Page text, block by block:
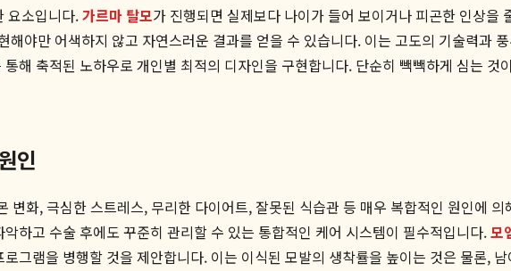
요소입니다.가르마 탈모가 진행되면 실제보다 나이가 들어 보이거나 피곤한 인상을
야만 어색하지 않고 자연스러운 결과를 얻을 수 있습니다. 이는 고도의 기술력과
해 축적된 노하우로 개인별 최적의 디자인을 구현합니다. 단순히 빽빽하게 심는 것
인
화, 극심한 스트레스, 무리한 다이어트, 잘못된 식습관 등 매우 복합적인 원인에
하고 수술 후에도 꾸준히 관리할 수 있는 통합적인 케어 시스템이 필수적입니다.모
그램을 병행할 것을 제안합니다. 이는 이식된 모발의 생착률을 높이는 것은 물론,